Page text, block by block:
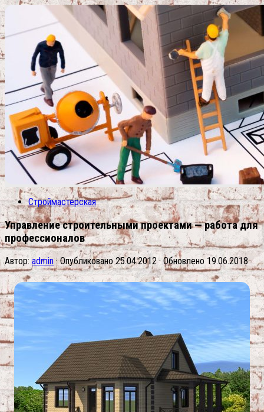
Строймастерская
Управление строительными проектами — работа для
профессионалов
Автор: admin · Опубликовано25.04.2012 · Обновлено 19.06.2018